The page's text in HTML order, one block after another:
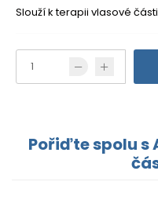
Slouží k terapii vlasové
Pořiďte spolu s